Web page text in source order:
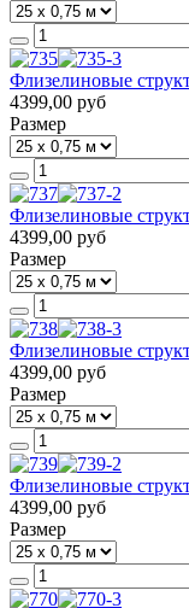
Флизелиновые
4399,00 руб
Размер
Флизелиновые
4399,00 руб
Размер
Флизелиновые
4399,00 руб
Размер
Флизелиновые
4399,00 руб
Размер